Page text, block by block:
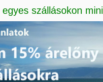
szállásokon